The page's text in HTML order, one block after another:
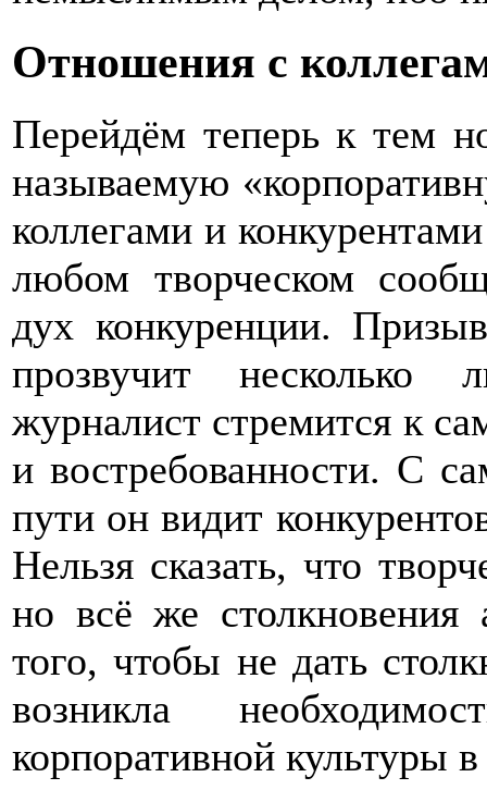
Отношения с
Перейдём теперь к тем
называемую
коллегами и
любом творческом
дух конкуренции.
прозвучит несколько
журналист стремится к
и востребованности. С
пути он видит
Нельзя сказать, что
но всё же столкновения
того, чтобы не дать
возникла
корпоративной культуры